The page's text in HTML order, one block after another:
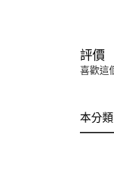
評價
喜歡這
本分